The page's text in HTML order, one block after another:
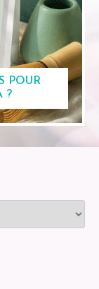
POUR
?